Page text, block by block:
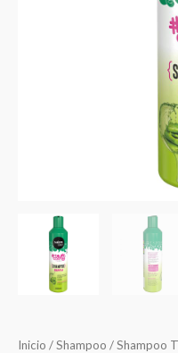
Inicio /Shampoo / Shampoo